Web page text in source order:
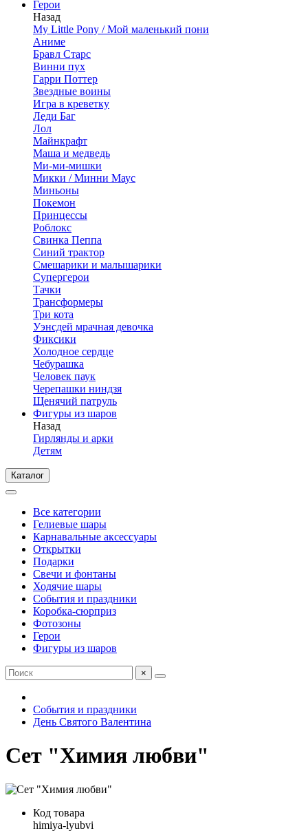
Герои
Назад
My Little Pony / Мой маленький пони
Аниме
Бравл Старс
Винни пух
Гарри Поттер
Звездные воины
Игра в креветку
Леди Баг
Лол
Майнкрафт
Маша и медведь
Ми-ми-мишки
Микки / Минни Маус
Миньоны
Покемон
Принцессы
Роблокс
Свинка Пеппа
Синий трактор
Смешарики и малышарики
Супергерои
Тачки
Трансформеры
Три кота
Уэнсдей мрачная девочка
Фиксики
Холодное сердце
Чебурашка
Человек паук
Черепашки ниндзя
Щенячий патруль
Фигуры из шаров
Назад
Гирлянды и арки
Детям
Каталог
Все категории
Гелиевые шары
Карнавальные аксессуары
Открытки
Подарки
Свечи и фонтаны
Ходячие шары
События и праздники
Коробка-сюрприз
Фотозоны
Герои
Фигуры из шаров
×
События и праздники
День Святого Валентина
Сет "Химия любви"
Код товара
himiya-lyubvi